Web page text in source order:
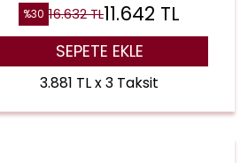
%30 16.632TL11.642 TL
SEPETE EKLE
3.881 TL x 3 Taksit